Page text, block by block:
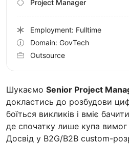
Шукаємо Senior Project
докластись до розбудови
боїться викликів і вміє
де спочатку лише купа вимог
Досвід у B2G/B2B custom-
Project Manager
Employment: Fulltime
Domain: GovTech
Outsource